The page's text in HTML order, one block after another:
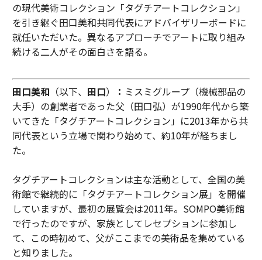
の現代美術コレクション「タグチアートコレクション」
を引き継ぐ田口美和共同代表にアドバイザリーボードに
就任いただいた。異なるアプローチでアートに取り組み
続ける二人がその面白さを語る。
田口美和 （以下、 田口） ： ミスミグループ（機械部品の
大手）の創業者であった父（田口弘）が1990年代から築
いてきた「タグチアートコレクション」に2013年から共
同代表という立場で関わり始めて、約10年が経ちまし
た。
タグチアートコレクションは主な活動として、全国の美
術館で継続的に「タグチアートコレクション展」を開催
していますが、最初の展覧会は2011年。SOMPO美術館
で行ったのですが、家族としてレセプションに参加し
て、この時初めて、父がここまでの美術品を集めている
と知りました。